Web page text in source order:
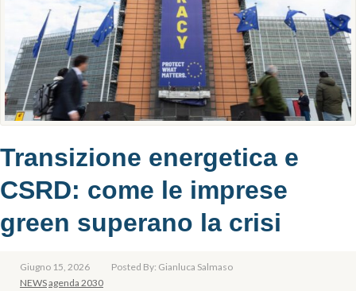
Transizione energetica e
CSRD: come le imprese
green superano la crisi
Giugno 15, 2026
Posted By: Gianluca Salmaso
NEWSagenda 2030